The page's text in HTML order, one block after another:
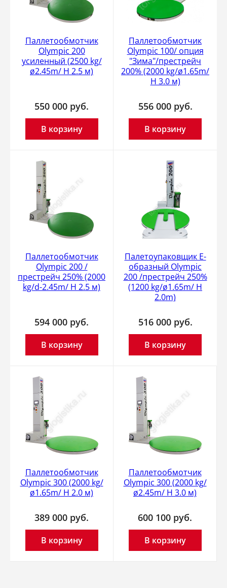
Паллетообмотчик
Olympic 200
усиленный (2500 kg/
ø2.45m/ H 2.5 м)
550 000 руб.
В корзину
Паллетообмотчик
Olympic 100/ опция
"Зима"/престрейч
200% (2000 kg/ø1.65m/
H 3.0 м)
556 000 руб.
В корзину
Паллетообмотчик
Olympic 200 /
престрейч 250% (2000
kg/d-2.45m/ H 2.5 м)
594 000 руб.
В корзину
Палетоупаковщик E-
образный Olympic
200 /престрейч 250%
(1200 kg/ø1.65m/ H
2.0m)
516 000 руб.
В корзину
Паллетообмотчик
Olympic 300 (2000 kg/
ø1.65m/ H 2.0 м)
389 000 руб.
В корзину
Паллетообмотчик
Olympic 300 (2000 kg/
ø2.45m/ H 3.0 м)
600 100 руб.
В корзину